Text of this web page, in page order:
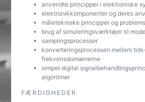
anvendte principper i elektroniske
elektronikkomponenter og deres
måletekniske principper og
brug af simuleringsværktøjer til
samplingsprocesser
konverteringsprocessen mellem
frekvensdomænerne
simpel digital
algoritmer
FÆRDIGHEDER